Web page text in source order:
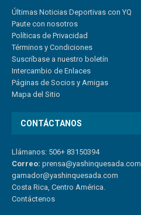
Últimas Noticias Deportivas con YQ
Paute con nosotros
Políticas de Privacidad
Términos y Condiciones
Suscríbase a nuestro boletín
Intercambio de Enlaces
Páginas de Socios y Amigas
Mapa del Sitio
CONTÁCTANOS
Llámanos: 506+ 83150394
Correo: prensa@yashinquesada.com
gamador@yashinquesada.com
Costa Rica, Centro América.
Contáctenos